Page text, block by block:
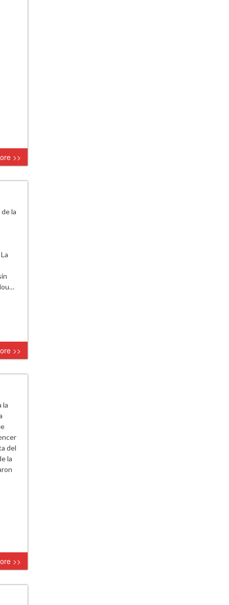
>>
la
>>
la
del
la
>>